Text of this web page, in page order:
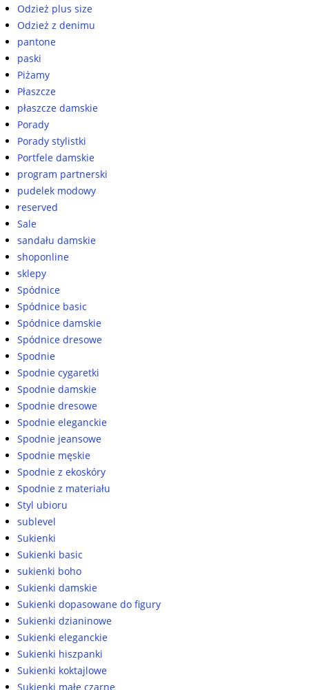
Odzież plus size
Odzież z denimu
pantone
paski
Piżamy
Płaszcze
płaszcze damskie
Porady
Porady stylistki
Portfele damskie
program partnerski
pudelek modowy
reserved
Sale
sandału damskie
shoponline
sklepy
Spódnice
Spódnice basic
Spódnice damskie
Spódnice dresowe
Spodnie
Spodnie cygaretki
Spodnie damskie
Spodnie dresowe
Spodnie eleganckie
Spodnie jeansowe
Spodnie męskie
Spodnie z ekoskóry
Spodnie z materiału
Styl ubioru
sublevel
Sukienki
Sukienki basic
sukienki boho
Sukienki damskie
Sukienki dopasowane do figury
Sukienki dzianinowe
Sukienki eleganckie
Sukienki hiszpanki
Sukienki koktajlowe
Sukienki małe czarne